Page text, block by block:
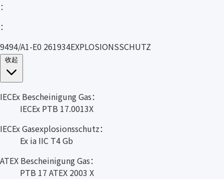
：
：
9494/A1-E0 261934EXPLOSIONSSCHUTZ
IECEx Bescheinigung Gas：
IECEx PTB 17.0013X
IECEx Gasexplosionsschutz：
Ex ia IIC T4 Gb
ATEX Bescheinigung Gas：
PTB 17 ATEX 2003 X